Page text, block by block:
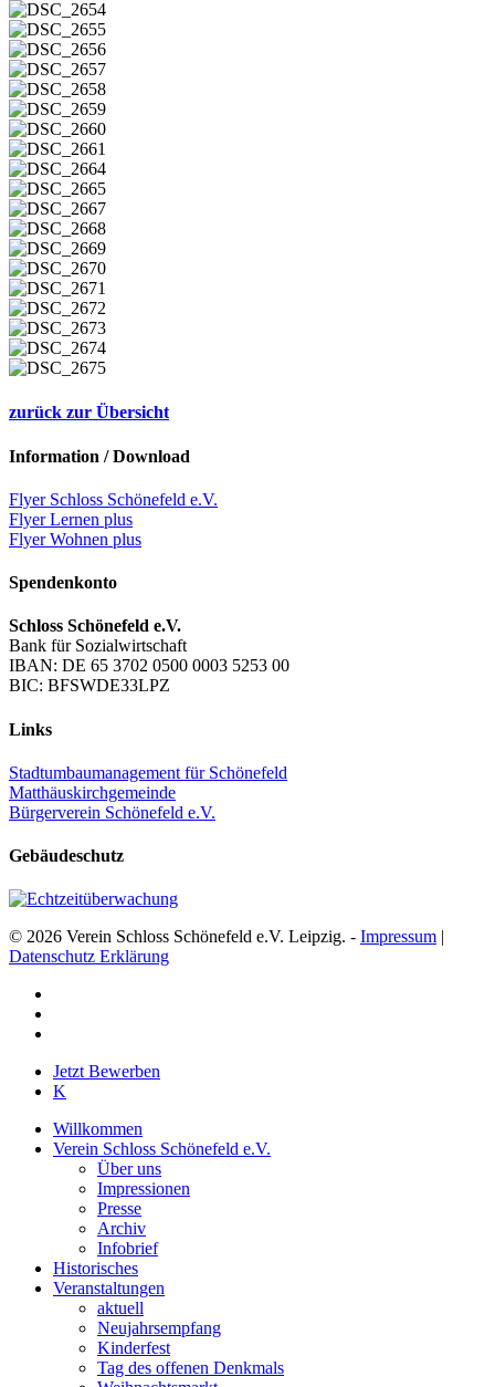
zurück zur Übersicht
Information / Download
Flyer Schloss Schönefeld e.V.
Flyer Lernen plus
Flyer Wohnen plus
Spendenkonto
Schloss Schönefeld e.V.
Bank für Sozialwirtschaft
IBAN: DE 65 3702 0500 0003 5253 00
BIC: BFSWDE33LPZ
Links
Stadtumbaumanagement für Schönefeld
Matthäuskirchgemeinde
Bürgerverein Schönefeld e.V.
Gebäudeschutz
© 2026 Verein Schloss Schönefeld e.V. Leipzig. - Impressum |
Datenschutz Erklärung
Close
Menu
Jetzt Bewerben
K
Willkommen
Verein Schloss Schönefeld e.V.
Über uns
Impressionen
Presse
Archiv
Infobrief
Historisches
Veranstaltungen
aktuell
Neujahrsempfang
Kinderfest
Tag des offenen Denkmals